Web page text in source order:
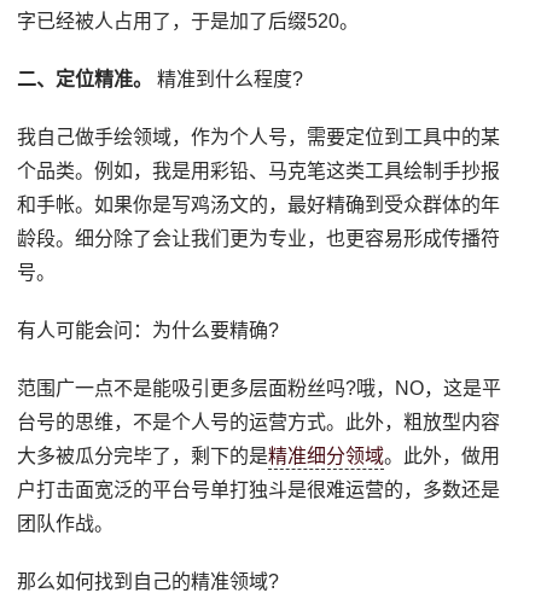
字已经被人占用了，于是加了后缀520。
二、定位精准。 精准到什么程度?
我自己做手绘领域，作为个人号，需要定位到工具中的某
个品类。例如，我是用彩铅、马克笔这类工具绘制手抄报
和手帐。如果你是写鸡汤文的，最好精确到受众群体的年
龄段。细分除了会让我们更为专业，也更容易形成传播符
号。
有人可能会问：为什么要精确?
范围广一点不是能吸引更多层面粉丝吗?哦，NO，这是平
台号的思维，不是个人号的运营方式。此外，粗放型内容
大多被瓜分完毕了，剩下的是精准细分领域。此外，做用
户打击面宽泛的平台号单打独斗是很难运营的，多数还是
团队作战。
那么如何找到自己的精准领域?